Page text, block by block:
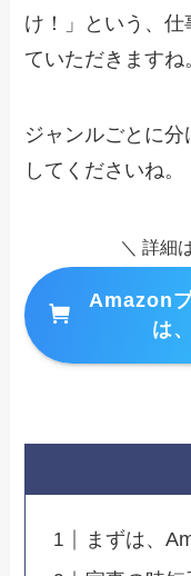
け！」という、
ていただきますね
ジャンルごとに
してくださいね。
＼ 詳細
Amazon
は
まずは、